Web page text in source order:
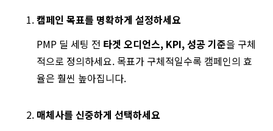
캠페인 목표를 명확하게 설정하세요
PMP 딜 세팅 전 타겟 오디언스, KPI, 성공 기준을 구체
적으로 정의하세요. 목표가 구체적일수록 캠페인의 효
율은 훨씬 높아집니다.
매체사를 신중하게 선택하세요